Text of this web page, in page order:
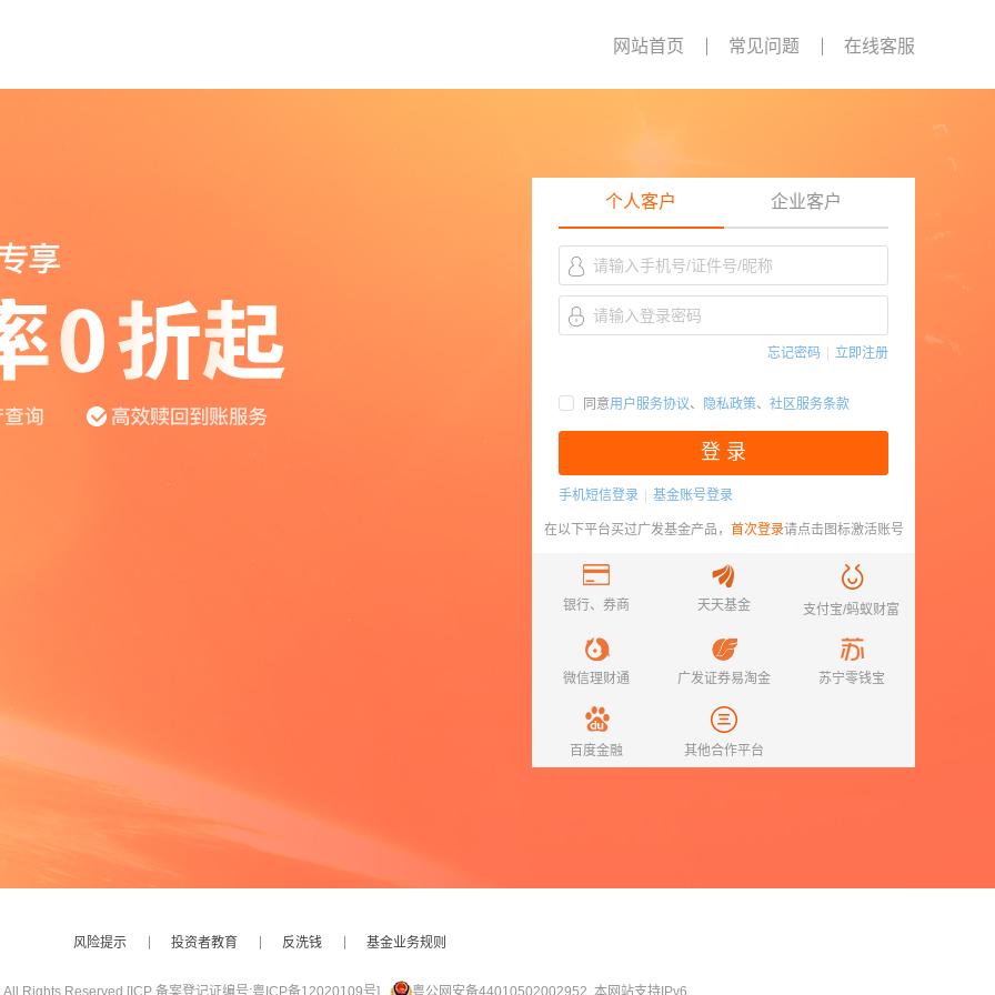
网站首页 常见问题 在线客服
个人客户 企业客户
立即注册
忘记密码
同意用户服务协议、 隐私政策、 社区服务条款
登 录
手机短信登录 基金账号登录
在以下平台买过广发基金产品， 首次登录请点击图标激活账号
银行、券商 天天基金 支付宝/蚂蚁财富
微信理财通 广发证券易淘金 苏宁零钱宝
百度金融 其他合作平台
风险提示 投资者教育 反洗钱 基金业务规则
Rights Reserved. [ICP 备案登记证编号:粤ICP备12020109号] 粤公网安备44010502002952 本网站支持IPv6